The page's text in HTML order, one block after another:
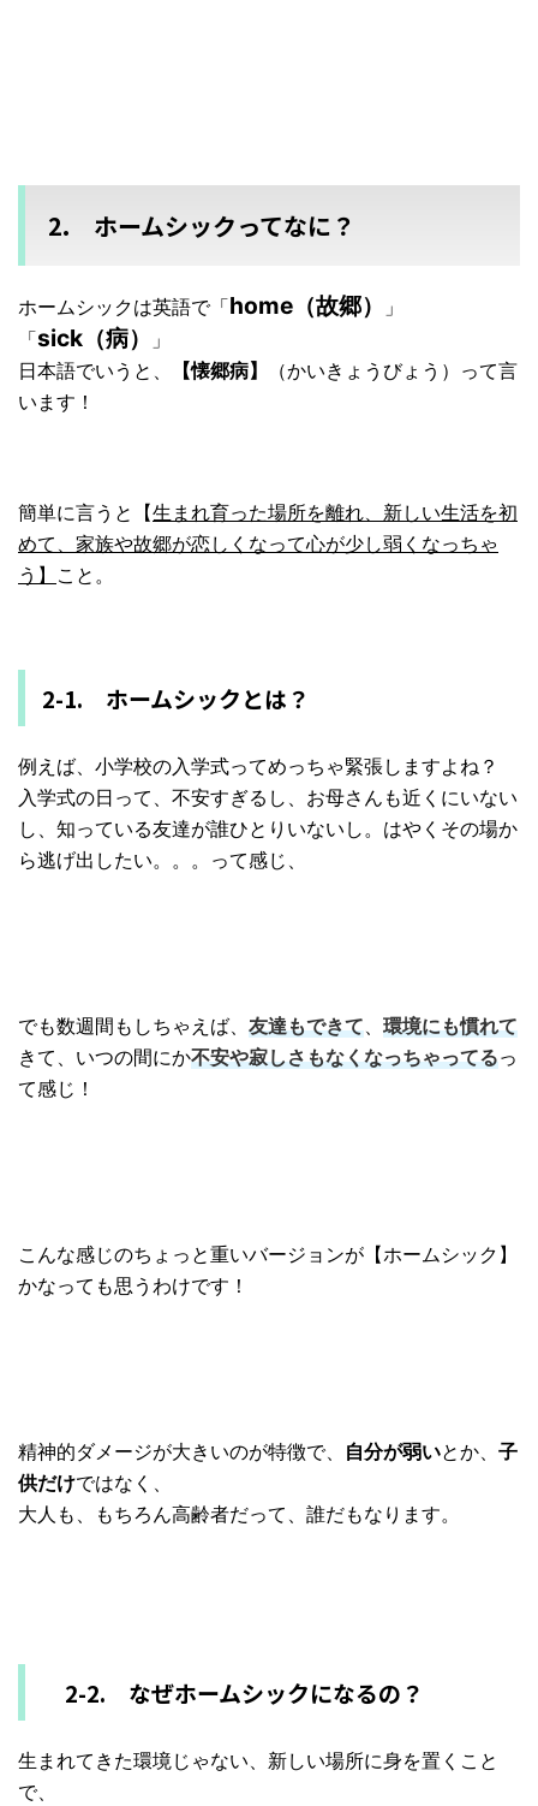
2. ホームシックってなに？
ホームシックは英語で「home（故郷）
」
「sick（病）
」
日本語でいうと、
【懐郷病】
（かいきょうびょう）って言
います！
簡単に言うと【生まれ育った場所を離れ、新しい生活を初
めて、 家族や故郷が恋しくなって心が少し弱くなっちゃ
う】 こと。
2-1. ホームシックとは？
例えば、小学校の入学式ってめっちゃ緊張しますよね？
入学式の日って、不安すぎるし、お母さんも近くにいない
し、 知っている友達が誰ひとりいないし。 はやくその場か
ら逃げ出したい。。。って感じ、
でも数週間もしちゃえば、 友達もできて、 環境にも慣れて
きて、 いつの間にか不安や寂しさもなくなっちゃってるっ
て感じ！
こんな感じのちょっと重いバージョンが【ホームシック】
かなっても思うわけです！
精神的ダメージが大きいのが特徴で、 自分が弱いとか、 子
供だけではなく、
大人も、もちろん高齢者だって、誰だもなります。
2-2. なぜホームシックになるの？
生まれてきた環境じゃない、新しい場所に身を置くこと
で、